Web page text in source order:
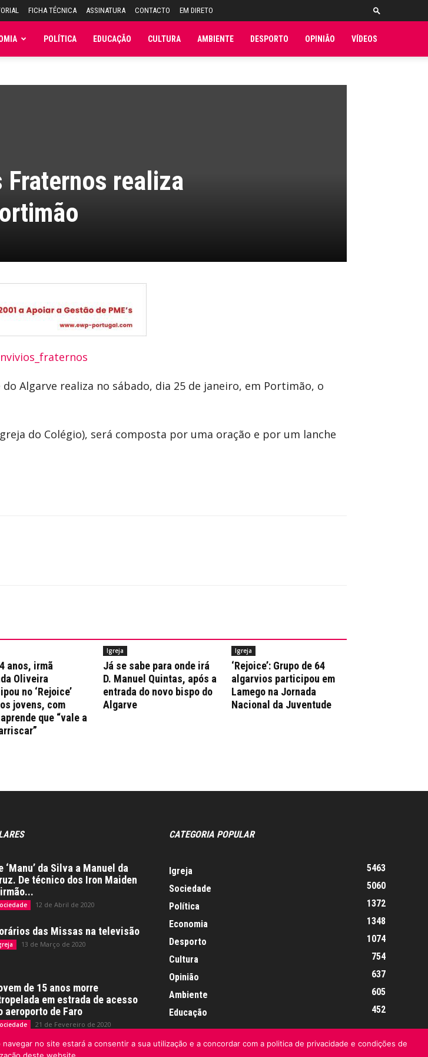
FICHA TÉCNICA ASSINATURA CONTACTO EM DIRETO
POLÍTICA EDUCAÇÃO CULTURA AMBIENTE DESPORTO OPINIÃO VÍDEOS
realiza
Algarve realiza no sábado, dia 25 de janeiro, em Portimão, o
do Colégio), será composta por uma oração e por um lanche
anos, irmã
Oliveira
no ‘Rejoice’
jovens, com
que “vale a
Igreja
Já se sabe para onde irá
D. Manuel Quintas, após a
entrada do novo bispo do
Algarve
Igreja
‘Rejoice’: Grupo de 64
algarvios participou em
Lamego na Jornada
Nacional da Juventude
‘Manu’ da Silva a Manuel da
De técnico dos Iron Maiden
12 de Abril de 2020
das Missas na televisão
13 de Março de 2020
de 15 anos morre
em estrada de acesso
aeroporto de Faro
21 de Fevereiro de 2020
CATEGORIA POPULAR
Igreja
5463
Sociedade
5060
Política
1372
Economia
1348
Desporto
1074
Cultura
754
Opinião
637
Ambiente
605
Educação
452
no site estará a consentir a sua utilização e a concordar com a politica de privacidade e condições de